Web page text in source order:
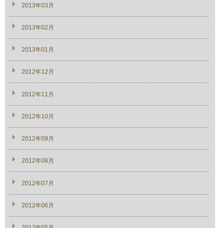
2013年03月
2013年02月
2013年01月
2012年12月
2012年11月
2012年10月
2012年09月
2012年08月
2012年07月
2012年06月